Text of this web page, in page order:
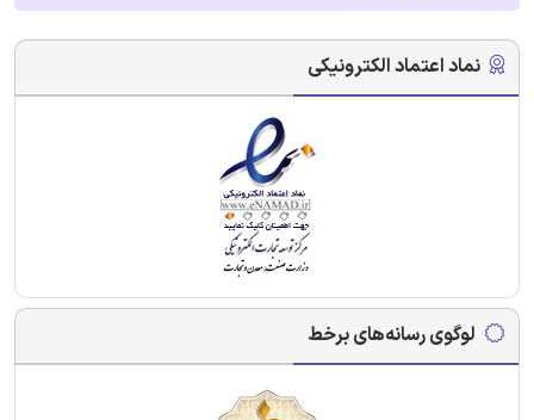
نماد اعتماد الکترونیکی
لوگوی رسانه‌های برخط